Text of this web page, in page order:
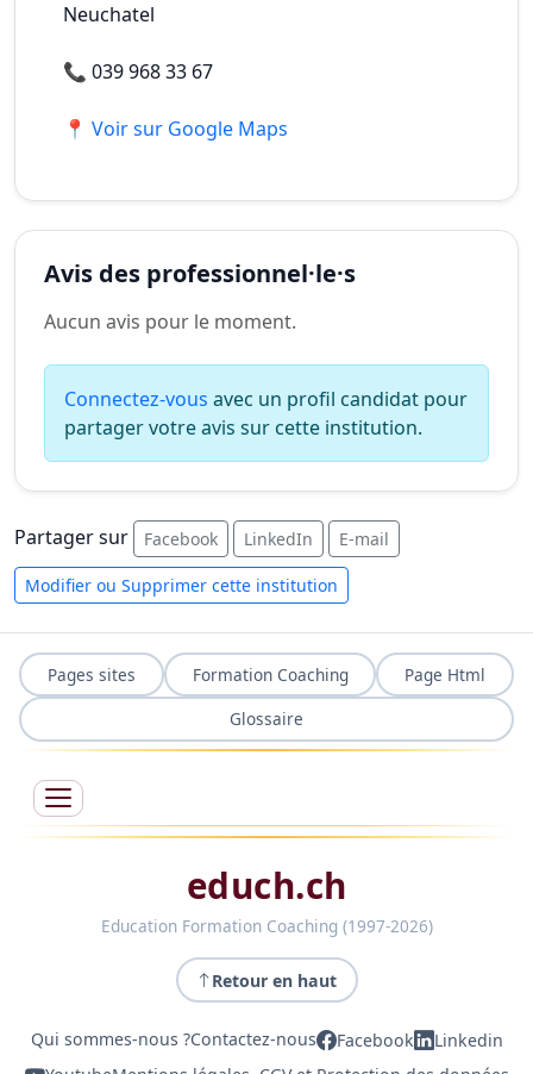
Neuchatel
📞 039 968 33 67
📍 Voir sur Google Maps
Avis des professionnel·le·s
Aucun avis pour le moment.
Connectez-vous avec un profil candidat pour
partager votre avis sur cette institution.
Partager sur Facebook LinkedIn E-mail
Modifier ou Supprimer cette institution
Pages sites Formation Coaching
Page Html
Glossaire
educh.ch
Education Formation Coaching (1997-2026)
Retour en haut
Qui sommes-nous ?Contactez-nous Facebook
Linkedin